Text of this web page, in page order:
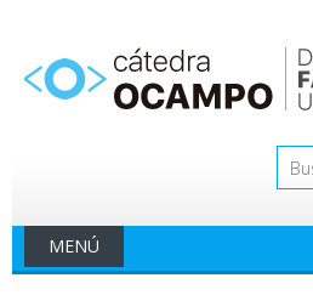
contenido
MENÚ